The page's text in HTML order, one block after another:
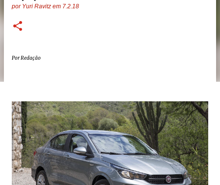
por Yuri Ravitz em 7.2.18
Por Redação